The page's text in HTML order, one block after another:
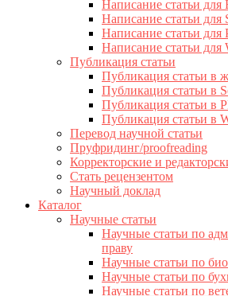
Написание статьи
Написание статьи для
Написание статьи
Написание статьи для
Публикация статьи
Публикация статьи в
Публикация статьи в
Публикация статьи в
Публикация статьи в
Перевод научной статьи
Пруфридинг/proofreading
Корректорские и
Стать рецензентом
Научный доклад
Каталог
Научные статьи
Научные статьи по
праву
Научные статьи по
Научные статьи по
Научные статьи по